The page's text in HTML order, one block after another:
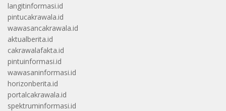
langitinformasi.id
pintucakrawala.id
wawasancakrawala.id
aktualberita.id
cakrawalafakta.id
pintuinformasi.id
wawasaninformasi.id
horizonberita.id
portalcakrawala.id
spektruminformasi.id